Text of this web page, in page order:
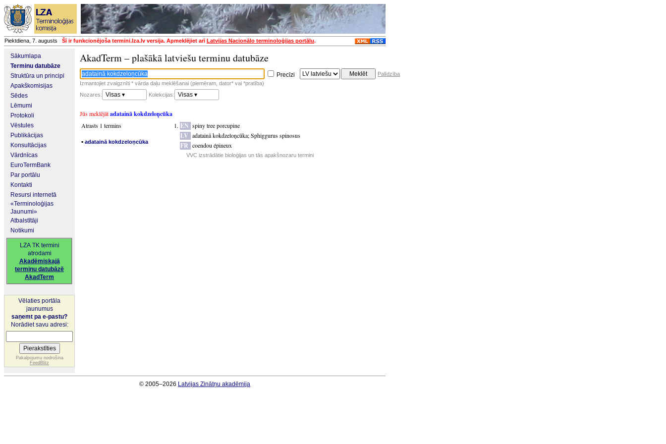
Piektdiena, 7. augusts Šī ir funkcionējoša termini.lza.lv versija. Apmeklējiet arīLatvijas Nacionālo terminoloģijas portālu.
Sākumlapa
Terminu datubāze
Struktūra un principi
Apakškomisijas
Sēdes
Lēmumi
Protokoli
Vēstules
Publikācijas
Konsultācijas
Vārdnīcas
EuroTermBank
Par portālu
Kontakti
Resursi internetā
«Terminoloģijas
Jaunumi»
Atbalstītāji
Notikumi
LZA TK termini
atrodami
Akadēmiskajā
terminu datubāzē
AkadTerm
Vēlaties portāla
jaunumus
saņemt pa e-pastu?
Norādiet savu adresi:
Pakalpojumu nodrošina
FeedBlitz
AkadTerm – plašākā latviešu terminu datubāze
Precīzi
Palīdzība
Izmantojiet zvaigznīti * vārda daļu meklēšanai (piemēram, dator* vai *pratība)
Nozares:
Visas ▾ Kolekcijas: Visas ▾
Jūs meklējātadatainā kokdzeloņcūka
Atrasts 1 termins
▪ adatainā kokdzeloņcūka
EN spiny tree porcupine
LV adatainā kokdzeloņcūka;Sphiggurus spinosus
FR coendou épineux
VVC izstrādātie bioloģijas un tās apakšnozaru termini
© 2005–2026 Latvijas Zinātņu akadēmija